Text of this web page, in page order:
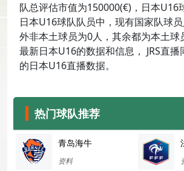
队总评估市值为150000(€)，日本U16
日本U16球队队员中，现有国家队球
外非本土球员为0人，其余都为本土球
最新日本U16的数据和信息， JRS直
的日本U16直播数据。
热门球队推荐
青岛海牛
资料